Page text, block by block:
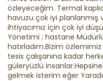
özleyeceğim. Termal
havuzu çok iyi
ihtiyacımız için çok iyi
Yönetimi ; hastane
hatırladım.Bizim
tesis çalışanına kadar
güleryüzlü
gelmek isterim eğer